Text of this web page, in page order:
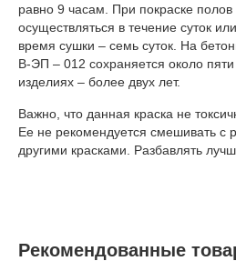
равно 9 часам. При покраске
осуществляться в течение суток
время сушки – семь суток. На
В-ЭП – 012 сохраняется около
изделиях – более двух лет.
Важно, что данная краска не
Ее не рекомендуется смешивать с
другими красками. Разбавлять
Рекомендованные